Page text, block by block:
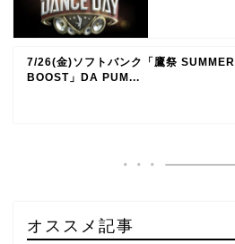
7/26(金)ソフトバンク「鷹祭 SUMMER
BOOST」DA PUM...
オススメ記事